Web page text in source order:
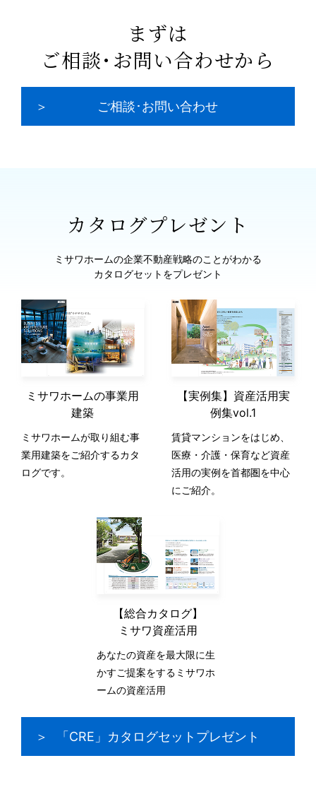
まずは
ご相談･お問い合わせから
ご相談･お問い合わせ
カタログプレゼント
ミサワホームの企業不動産戦略のことがわかる
カタログセットをプレゼント
ミサワホームの事業用
建築
ミサワホームが取り組む事
業用建築をご紹介するカタ
ログです。
【実例集】資産活用実
例集vol.1
賃貸マンションをはじめ、
医療・介護・保育など資産
活用の実例を首都圏を中心
にご紹介。
【総合カタログ】
ミサワ資産活用
あなたの資産を最大限に生
かすご提案をするミサワホ
ームの資産活用
「CRE」カタログセットプレゼント